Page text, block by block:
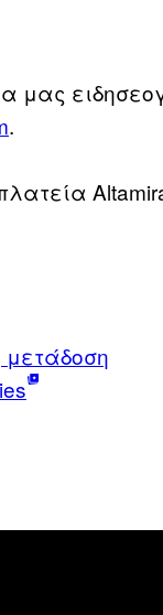
μας
.
μετάδοση